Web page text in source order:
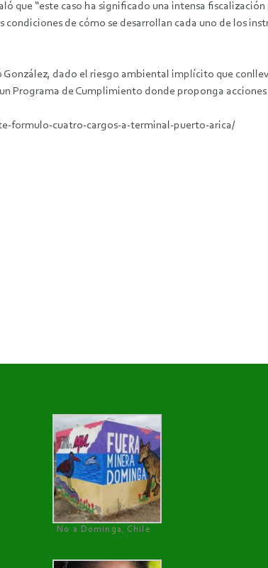
que “este caso ha significado una intensa
de cómo se desarrollan cada uno de los
dado el riesgo ambiental implícito que
Programa de Cumplimiento donde proponga
formulo-cuatro-cargos-a-terminal-puerto-arica/
No a Dominga, Chile